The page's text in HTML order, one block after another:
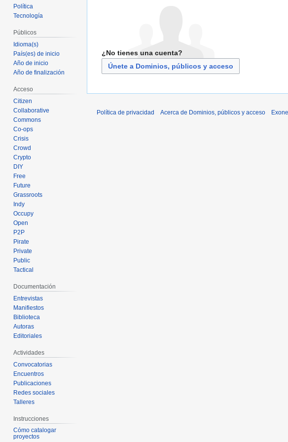
¿No tienes una cuenta?
Únete a Dominios, públicos y acceso
Política
Tecnología
Públicos
Idioma(s)
País(es) de inicio
Año de inicio
Año de finalización
Acceso
Citizen
Collaborative
Commons
Co-ops
Crisis
Crowd
Crypto
DIY
Free
Future
Grassroots
Indy
Occupy
Open
P2P
Pirate
Private
Public
Tactical
Documentación
Entrevistas
Manifiestos
Biblioteca
Autoras
Editoriales
Actividades
Convocatorias
Encuentros
Publicaciones
Redes sociales
Talleres
Instrucciones
Cómo catalogar
proyectos
Política de privacidad Acerca de Dominios, públicos y acceso